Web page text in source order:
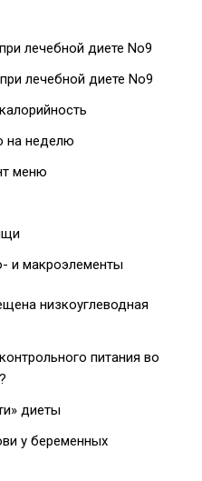
лечебной диете No9
лечебной диете No9
на неделю
меню
и макроэлементы
низкоуглеводная
питания во
диеты
у беременных